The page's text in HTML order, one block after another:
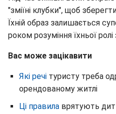
"зміїні клубки", щоб
Їхній образ залишається
роком розуміння їхньої ролі
Вас може зацікавити
Які речі туристу треба
орендованому житлі
Ці правила врятують